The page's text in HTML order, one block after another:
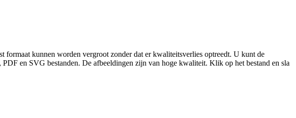
kunnen worden vergroot zonder dat er kwaliteitsverlies optreedt. U kunt de
en SVG bestanden. De afbeeldingen zijn van hoge kwaliteit. Klik op het bestand en sla